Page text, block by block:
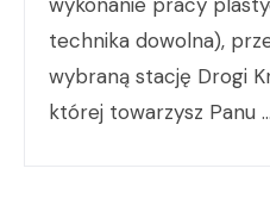
technika dowolna),
wybraną stację Drogi
której towarzysz Panu …